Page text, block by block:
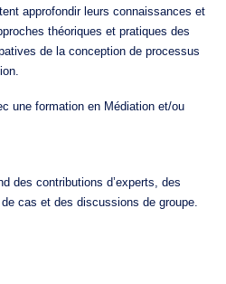
approfondir leurs connaissances et
théoriques et pratiques des
de la conception de processus
une formation en Médiation et/ou
des contributions d’experts, des
cas et des discussions de groupe.